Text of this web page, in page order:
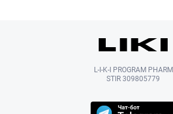
L-I-K-I PROGRAM PHARM
STIR 309805779